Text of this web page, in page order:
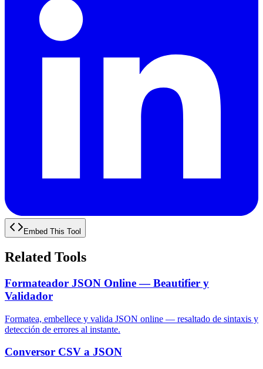
Embed This Tool
Related Tools
Formateador JSON Online — Beautifier y
Validador
Formatea, embellece y valida JSON online — resaltado de sintaxis y
detección de errores al instante.
Conversor CSV a JSON